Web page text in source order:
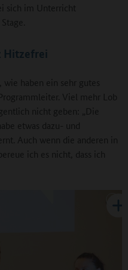
sich im Unterricht
Hitzefrei
haben ein sehr gutes
Viel mehr Lob
nicht geben: „Die
etwas dazu- und
Auch wenn die anderen in
ich es nicht, dass ich